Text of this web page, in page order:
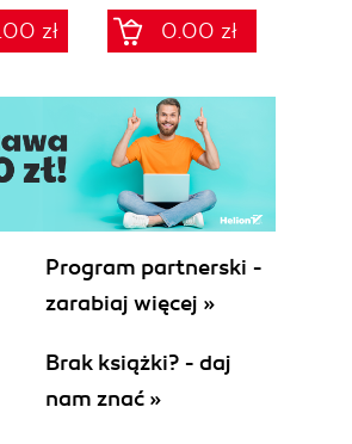
audyt
zł
przewodnik po 68
szablonach
NIS2/UoKSC dla
kluczowych i
ważnych
0.00 zł
Program partnerski -
zarabiaj więcej »
Brak książki? - daj
nam znać »